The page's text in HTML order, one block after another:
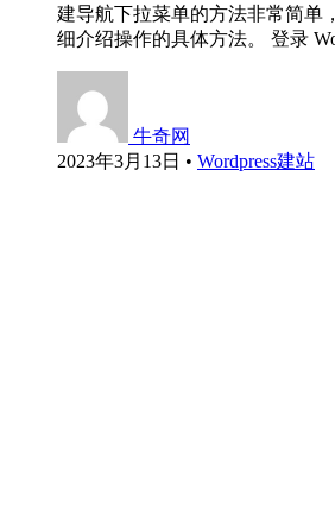
建导航下拉菜单的方法非常简单
细介绍操作的具体方法。 登录
牛奇网
2023年3月13日 • Wordpress建站